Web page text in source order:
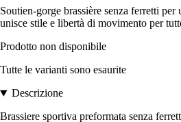
Soutien-gorge brassière senza ferretti
unisce stile e libertà di movimento per
Prodotto non disponibile
Tutte le varianti sono esaurite
Descrizione
Brassiere sportiva preformata senza